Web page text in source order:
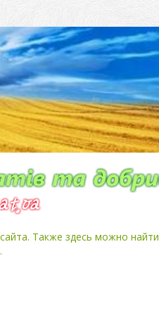
Также здесь можно найти